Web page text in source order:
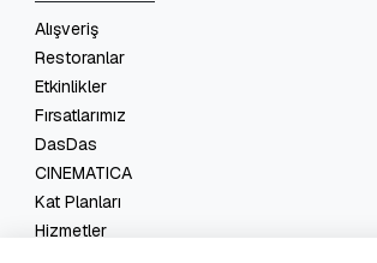
Alışveriş
Restoranlar
Etkinlikler
Fırsatlarımız
DasDas
CINEMATICA
Kat Planları
Hizmetler